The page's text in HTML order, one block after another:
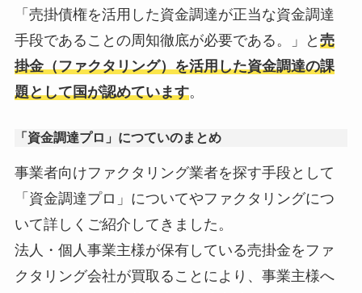
「売掛債権を活用した資金調達が正当な資金調達
手段であることの周知徹底が必要である。」と 売
掛金（ファクタリング）を活用した資金調達の課
題として国が認めています。
「資金調達プロ」につていのまとめ
事業者向けファクタリング業者を探す手段として
「資金調達プロ」についてやファクタリングにつ
いて詳しくご紹介してきました。
法人・個人事業主様が保有している売掛金をファ
クタリング会社が買取ることにより、事業主様へ